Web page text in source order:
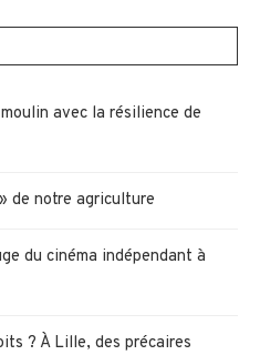
avec la résilience de
de notre agriculture
du cinéma indépendant à
? À Lille, des précaires